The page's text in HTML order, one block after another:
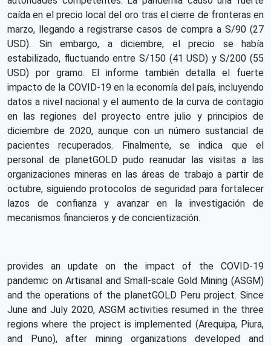
caída en el precio local del oro tras el cierre de fronteras en
marzo, llegando a registrarse casos de compra a S/90 (27
USD). Sin embargo, a diciembre, el precio se había
estabilizado, fluctuando entre S/150 (41 USD) y S/200 (55
USD) por gramo. El informe también detalla el fuerte
impacto de la COVID-19 en la economía del país, incluyendo
datos a nivel nacional y el aumento de la curva de contagio
en las regiones del proyecto entre julio y principios de
diciembre de 2020, aunque con un número sustancial de
pacientes recuperados. Finalmente, se indica que el
personal de planetGOLD pudo reanudar las visitas a las
organizaciones mineras en las áreas de trabajo a partir de
octubre, siguiendo protocolos de seguridad para fortalecer
lazos de confianza y avanzar en la investigación de
mecanismos financieros y de concientización.
provides an update on the impact of the COVID-19
pandemic on Artisanal and Small-scale Gold Mining (ASGM)
and the operations of the planetGOLD Peru project. Since
June and July 2020, ASGM activities resumed in the three
regions where the project is implemented (Arequipa, Piura,
and Puno), after mining organizations developed and